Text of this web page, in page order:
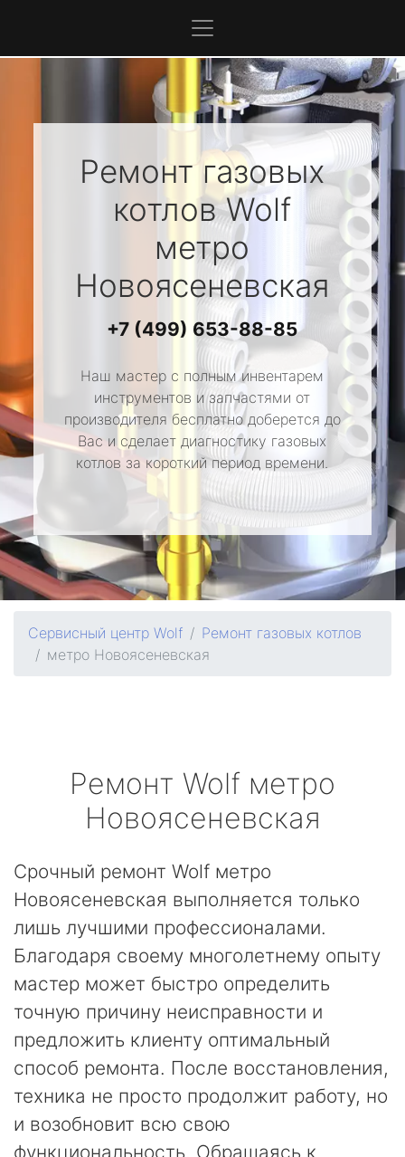
Ремонт газовых
котловWolf
метро
Новоясеневская
+7 (499) 653-88-85
Наш мастер с полным инвентарем
инструментов и запчастями от
производителя бесплатно доберется до
Вас и сделает диагностику газовых
котлов за короткий период времени.
Сервисный центр Wolf
Ремонт газовых котлов
метро Новоясеневская
Ремонт Wolf метро
Новоясеневская
Срочный ремонт Wolf метро
Новоясеневская выполняется только
лишь лучшими профессионалами.
Благодаря своему многолетнему опыту
мастер может быстро определить
точную причину неисправности и
предложить клиенту оптимальный
способ ремонта. После восстановления,
техника не просто продолжит работу, но
и возобновит всю свою
функциональность. Обращаясь к